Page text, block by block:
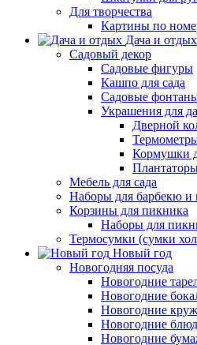
Для творчества
Картины по
Дача и отдых
Садовый декор
Садовые фигуры
Кашпо для сада
Садовые
Украшения для
Дверной
Кормушки
Мебель для сада
Наборы для барбекю
Корзины для пикника
Наборы для
Термосумки (сумки
Новый год
Новогодняя посуда
Новогодние
Новогодние
Новогодние
Новогодние
Новогодние